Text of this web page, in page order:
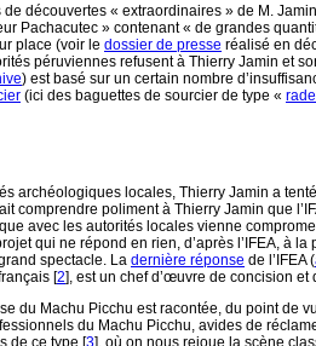
découvertes « extraordinaires » de M.
Pachacutec » contenant « de grandes
place (voir le dossier de presse réalisé en
péruviennes refusent à Thierry Jamin et
) est basé sur un certain nombre
(ici des baguettes de sourcier de type «
archéologiques locales, Thierry Jamin a
comprendre poliment à Thierry Jamin que
avec les autorités locales vienne
qui ne répond en rien, d’après l’IFEA, à
spectacle. La dernière réponse de l’IFEA (
[2] , est un chef d’œuvre de concision
du Machu Picchu est racontée, du point de
du Machu Picchu, avides de
de ce type [3] , où on nous rejoue la scène